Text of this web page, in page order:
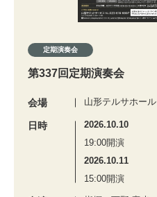
定期演奏会
第337回定期演奏会
会場 山形テルサホール
日時
2026.10.10
19:00開演
2026.10.11
15:00開演